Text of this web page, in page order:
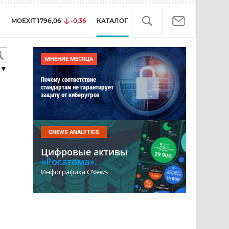
MOEXIT 1796,06 -0,36 КАТАЛОГ
▼
МНЕНИЕ МЕСЯЦА
Почему соответствие
стандартам не гарантирует
защиту от киберугроз
CNEWS ANALYTICS
Цифровые активы
«Росатома».
Инфографика CNews